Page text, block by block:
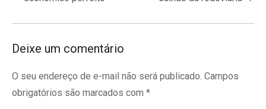
Deixe um comentário
O seu endereço de e-mail não será publicado. Campos
obrigatórios são marcados com *